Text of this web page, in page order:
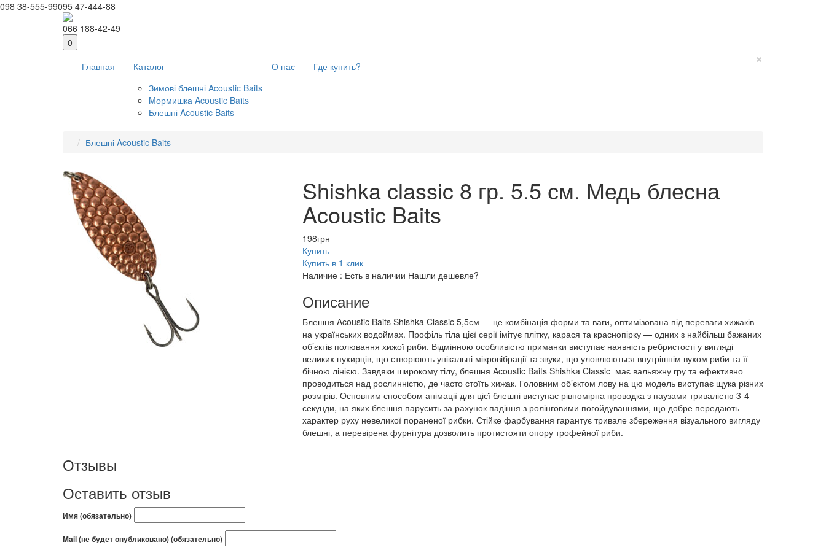
098 38-555-99095 47-444-88
066 188-42-49
0
×
Главная
Каталог
Зимові блешні Acoustic Baits
Mормишка Acoustic Baits
Блешні Acoustic Baits
О нас Где купить?
Блешні Acoustic Baits
Shishka classic 8 гр. 5.5 см. Медь блесна
Acoustic Baits
198грн
Купить
Купить в 1 клик
Наличие : Есть в наличии Нашли дешевле?
Описание
Блешня Acoustic Baits Shishka Classic 5,5см — це комбінація форми та ваги, оптимізована під переваги хижаків
на українських водоймах. Профіль тіла цієї серії імітує плітку, карася та краснопірку — одних з найбільш бажаних
об’єктів полювання хижої риби. Відмінною особливістю приманки виступає наявність ребристості у вигляді
великих пухирців, що створюють унікальні мікровібрації та звуки, що уловлюються внутрішнім вухом риби та її
бічною лінією. Завдяки широкому тілу, блешня Acoustic Baits Shishka Classic має вальяжну гру та ефективно
проводиться над рослинністю, де часто стоїть хижак. Головним об’єктом лову на цю модель виступає щука різних
розмірів. Основним способом анімації для цієї блешні виступає рівномірна проводка з паузами тривалістю 3-4
секунди, на яких блешня парусить за рахунок падіння з ролінговими погойдуваннями, що добре передають
характер руху невеликої пораненої рибки. Стійке фарбування гарантує тривале збереження візуального вигляду
блешні, а перевірена фурнітура дозволить протистояти опору трофейної риби.
Отзывы
Оставить отзыв
Имя (обязательно)
Mail (не будет опубликовано) (обязательно)